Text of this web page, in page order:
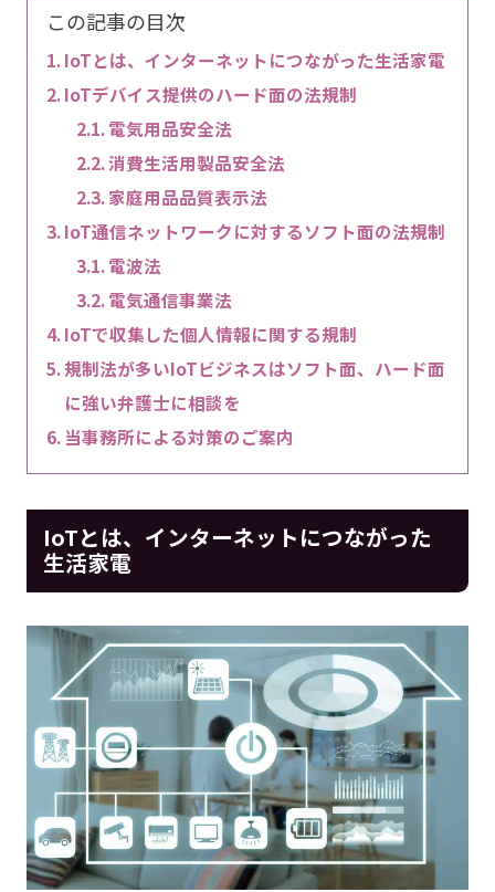
この記事の目次
IoTとは、インターネットにつながった生活家電
IoTデバイス提供のハード面の法規制
電気用品安全法
消費生活用製品安全法
家庭用品品質表示法
IoT通信ネットワークに対するソフト面の法規制
電波法
電気通信事業法
IoTで収集した個人情報に関する規制
規制法が多いIoTビジネスはソフト面、ハード面
に強い弁護士に相談を
当事務所による対策のご案内
IoTとは、インターネットにつながった
生活家電